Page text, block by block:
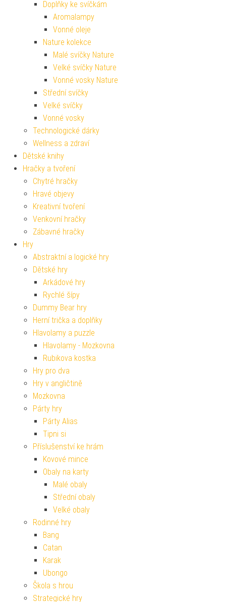
Doplňky ke svíčkám
Aromalampy
Vonné oleje
Nature kolekce
Malé svíčky Nature
Velké svíčky Nature
Vonné vosky Nature
Střední svíčky
Velké svíčky
Vonné vosky
Technologické dárky
Wellness a zdraví
Dětské knihy
Hračky a tvoření
Chytré hračky
Hravé objevy
Kreativní tvoření
Venkovní hračky
Zábavné hračky
Hry
Abstraktní a logické hry
Dětské hry
Arkádové hry
Rychlé šípy
Dummy Bear hry
Herní trička a doplňky
Hlavolamy a puzzle
Hlavolamy - Mozkovna
Rubikova kostka
Hry pro dva
Hry v angličtině
Mozkovna
Párty hry
Párty Alias
Tipni si
Příslušenství ke hrám
Kovové mince
Obaly na karty
Malé obaly
Střední obaly
Velké obaly
Rodinné hry
Bang
Catan
Karak
Ubongo
Škola s hrou
Strategické hry